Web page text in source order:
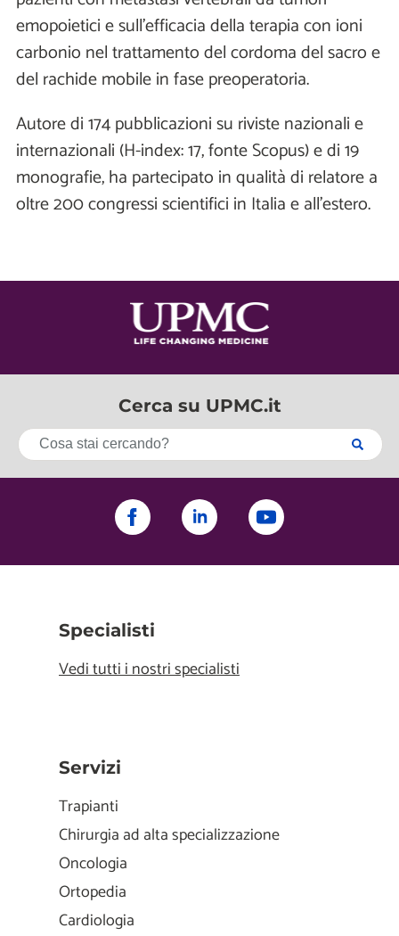
emopoietici e sull’efficacia della terapia con ioni
carbonio nel trattamento del cordoma del sacro e
del rachide mobile in fase preoperatoria.
Autore di 174 pubblicazioni su riviste nazionali e
internazionali (H-index: 17, fonte Scopus) e di 19
monografie, ha partecipato in qualità di relatore a
oltre 200 congressi scientifici in Italia e all’estero.
Cerca su UPMC.it
Specialisti
Vedi tutti i nostri specialisti
Servizi
Trapianti
Chirurgia ad alta specializzazione
Oncologia
Ortopedia
Cardiologia